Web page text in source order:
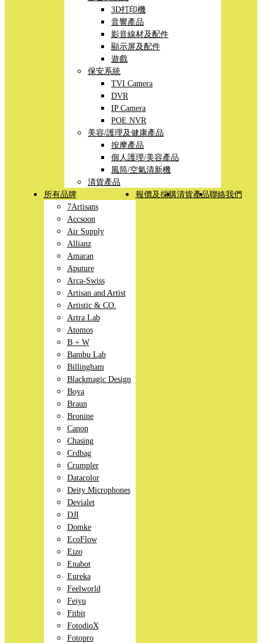
3D打印機
音響產品
影音線材及配件
顯示屏及配件
遊戲
保安系統
TVI Camera
DVR
IP Camera
POE NVR
美容/護理及健康產品
按摩產品
個人護理/美容產品
風筒/空氣清新機
清貨產品
所有品牌
7Artisans
Accsoon
Air Supply
Allianz
Amaran
Aputure
Arca-Swiss
Artisan and Artist
Artistic & CO.
Artra Lab
Atomos
B + W
Bambu Lab
Billingham
Blackmagic Design
Boya
Braun
Bronine
Canon
Chasing
Crdbag
Crumpler
Datacolor
Deity Microphones
Devialet
DJI
Domke
EcoFlow
Eizo
Enabot
Eureka
Feelworld
Feiyu
Fitbit
FotodioX
Fotopro
報價及採購清貨產品聯絡我們